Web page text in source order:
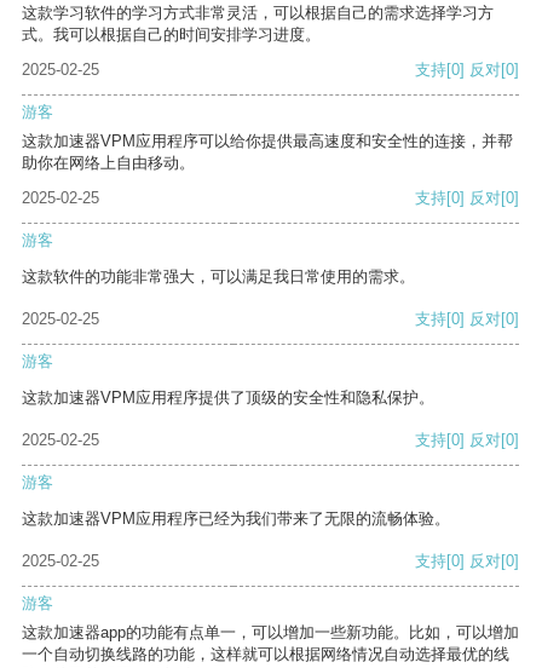
这款学习软件的学习方式非常灵活，可以根据自己的需求选择学习方
式。我可以根据自己的时间安排学习进度。
2025-02-25
支持[0] 反对[0]
游客
这款加速器VPM应用程序可以给你提供最高速度和安全性的连接，并帮
助你在网络上自由移动。
2025-02-25
支持[0] 反对[0]
游客
这款软件的功能非常强大，可以满足我日常使用的需求。
2025-02-25 支持[0] 反对[0]
游客
这款加速器VPM应用程序提供了顶级的安全性和隐私保护。
2025-02-25 支持[0] 反对[0]
游客
这款加速器VPM应用程序已经为我们带来了无限的流畅体验。
2025-02-25 支持[0] 反对[0]
游客
这款加速器app的功能有点单一，可以增加一些新功能。比如，可以增加
一个自动切换线路的功能，这样就可以根据网络情况自动选择最优的线